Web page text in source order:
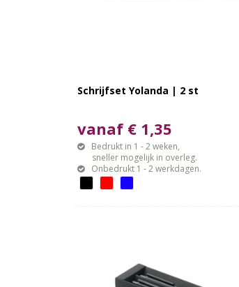
Schrijfset Yolanda | 2 st
vanaf € 1,35
Bedrukt in 1 - 2 weken,
sneller mogelijk in overleg.
Onbedrukt 1 - 2 werkdagen.